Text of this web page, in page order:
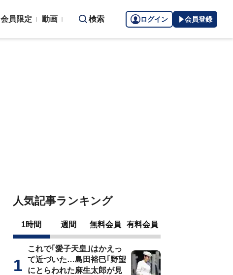
会員限定 動画 検索 ログイン 会員登録
人気記事ランキング
1時間 週間 無料会員 有料会員
これで｢愛子天皇｣はかえっ
て近づいた…島田裕巳｢野望
にとらわれた麻生太郎が見